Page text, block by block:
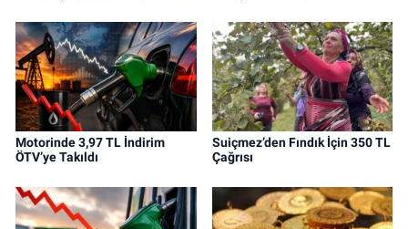
Motorinde 3,97 TL İndirim
ÖTV’ye Takıldı
Suiçmez’den Fındık İçin 350 TL
Çağrısı